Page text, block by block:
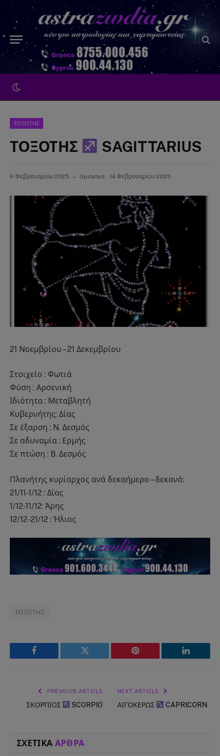
ΤΟΞΟΤΗΣ
ΤΟΞΟΤΗΣ SAGITTARIUS
6 Φεβρουαρίου 2025 Updated: 14 Φεβρουαρίου 2025
21 Νοεμβρίου – 21 Δεκεμβρίου
Στοιχείο : Φωτιά
Φύση : Αρσενική
Ιδιότητα : Μεταβλητή
Κυβερνήτης: Δίας
Σε έξαρση : Ν. Δεσμός
Σε αδυναμία : Ερμής
Σε πτώση : Β. Δεσμός
Πλανήτης κυρίαρχος ανά δεκαήμερο – δεκανό:
21/11-1/12 : Δίας
1/12-11/12: Άρης
12/12-21/12 : Ήλιος
ΤΟΞΟΤΗΣ
Facebook Twitter Pinterest LinkedIn
PREVIOUS ARTICLE
ΣΚΟΡΠΙΟΣ SCORPIO
NEXT ARTICLE
ΑΙΓΟΚΕΡΩΣ CAPRICORN
ΣΧΕΤΙΚΑ ΑΡΘΡΑ